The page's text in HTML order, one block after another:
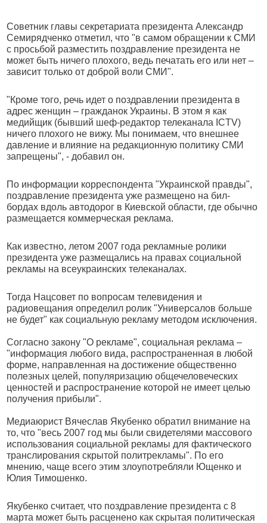
Советник главы секретариата президента Александр
Семирядченко отметил, что "в самом обращении к СМИ
с просьбой разместить поздравление президента не
может быть ничего плохого, ведь печатать его или нет –
зависит только от доброй воли СМИ".
"Кроме того, речь идет о поздравлении президента в
адрес женщин – гражданок Украины. В этом я как
медийщик (бывший шеф-редактор телеканала ICTV)
ничего плохого не вижу. Мы понимаем, что внешнее
давление и влияние на редакционную политику СМИ
запрещены", - добавил он.
По информации корреспондента "Украинской правды",
поздравление президента уже размещено на бил-
бордах вдоль автодорог в Киевской области, где обычно
размещается коммерческая реклама.
Как известно, летом 2007 года рекламные ролики
президента уже размещались на правах социальной
рекламы на всеукраинских телеканалах.
Тогда Нацсовет по вопросам телевидения и
радиовещания определил ролик "Универсалов больше
не будет" как социальную рекламу методом исключения.
Согласно закону "О рекламе", социальная реклама –
"информация любого вида, распространенная в любой
форме, направленная на достижение общественно
полезных целей, популяризацию общечеловеческих
ценностей и распространение которой не имеет целью
получения прибыли".
Медиаюрист Вячеслав Якубенко обратил внимание на
то, что "весь 2007 год мы были свидетелями массового
использования социальной рекламы для фактического
транслирования скрытой политрекламы". По его
мнению, чаще всего этим злоупотребляли Ющенко и
Юлия Тимошенко.
Якубенко считает, что поздравление президента с 8
марта может быть расценено как скрытая политическая